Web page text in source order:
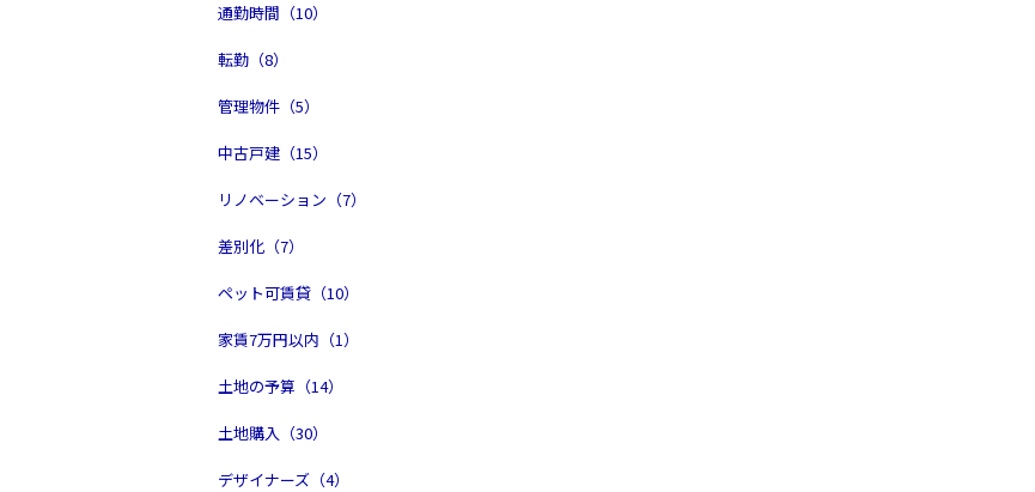
通勤時間（10）
転勤（8）
管理物件（5）
中古戸建（15）
リノベーション（7）
差別化（7）
ペット可賃貸（10）
家賃7万円以内（1）
土地の予算（14）
土地購入（30）
デザイナーズ（4）